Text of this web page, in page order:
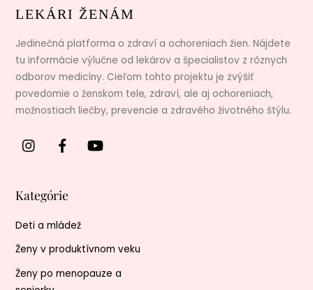
LEKÁRI ŽENÁM
Jedinečná platforma o zdraví a ochoreniach žien. Nájdete
tu informácie výlučne od lekárov a špecialistov z rôznych
odborov medicíny. Cieľom tohto projektu je zvýšiť
povedomie o ženskom tele, zdraví, ale aj ochoreniach,
možnostiach liečby, prevencie a zdravého životného štýlu.
Kategórie
Deti a mládež
Ženy v produktívnom veku
Ženy po menopauze a